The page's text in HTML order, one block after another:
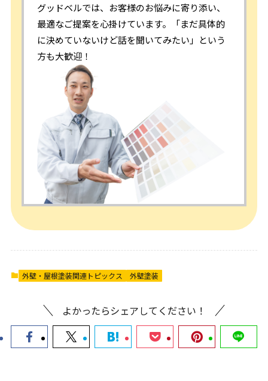
グッドベルでは、お客様のお悩みに寄り添い、
最適なご提案を心掛けています。「まだ具体的
に決めていないけど話を聞いてみたい」という
方も大歓迎！
外壁・屋根塗装関連トピックス 外壁塗装
よかったらシェアしてください！